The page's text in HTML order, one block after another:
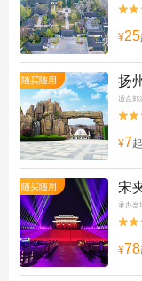
¥25
随买随用 扬
适合郊
¥7起
随买随用 宋
承办当
¥78